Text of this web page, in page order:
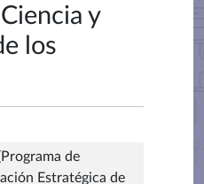
y
los
de
Estratégica de